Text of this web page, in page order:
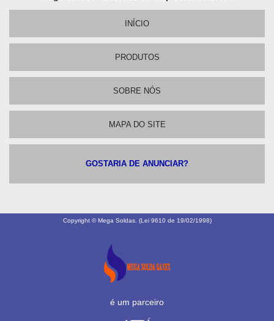
INÍCIO
PRODUTOS
SOBRE NÓS
MAPA DO SITE
GOSTARIA DE ANUNCIAR?
Copyright © Mega Soldas. (Lei 9610 de 19/02/1998)
é um parceiro